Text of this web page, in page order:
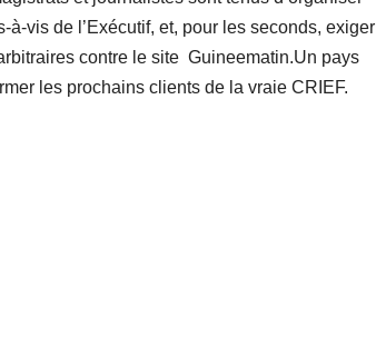
vis de l’Exécutif, et, pour les seconds, exiger
contre le site Guineematin.Un pays
les prochains clients de la vraie CRIEF.